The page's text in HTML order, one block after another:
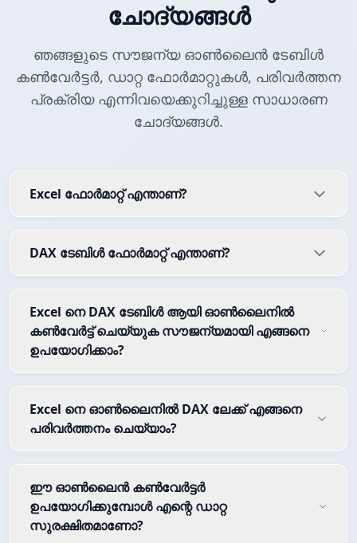
ചോദ്യങ്ങൾ
ഞങ്ങളുടെ സൗജന്യ ഓൺലൈൻ ടേബിൾ
കൺവേർട്ടർ, ഡാറ്റ ഫോർമാറ്റുകൾ, പരിവർത്തന
പ്രക്രിയ എന്നിവയെക്കുറിച്ചുള്ള സാധാരണ
ചോദ്യങ്ങൾ.
Excel ഫോർമാറ്റ് എന്താണ്?
DAX ടേബിൾ ഫോർമാറ്റ് എന്താണ്?
Excel നെ DAX ടേബിൾ ആയി ഓൺലൈനിൽ
കൺവേർട്ട് ചെയ്യുക സൗജന്യമായി എങ്ങനെ
ഉപയോഗിക്കാം?
Excel നെ ഓൺലൈനിൽ DAX ലേക്ക് എങ്ങനെ
പരിവർത്തനം ചെയ്യാം?
ഈ ഓൺലൈൻ കൺവേർട്ടർ
ഉപയോഗിക്കുമ്പോൾ എന്റെ ഡാറ്റ
സുരക്ഷിതമാണോ?